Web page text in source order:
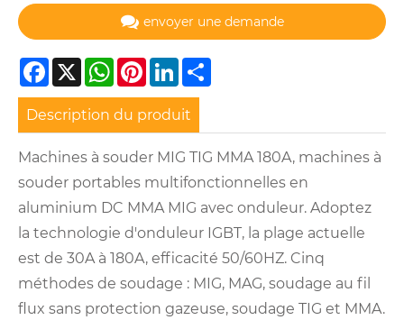
envoyer une demande
Facebook
X WhatsApp
Pinterest
LinkedIn
Description du produit
Machines à souder MIG TIG MMA 180A, machines à
souder portables multifonctionnelles en
aluminium DC MMA MIG avec onduleur. Adoptez
la technologie d'onduleur IGBT, la plage actuelle
est de 30A à 180A, efficacité 50/60HZ. Cinq
méthodes de soudage : MIG, MAG, soudage au fil
flux sans protection gazeuse, soudage TIG et MMA.